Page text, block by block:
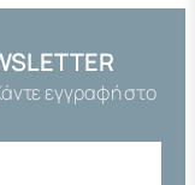
εγγραφή στο